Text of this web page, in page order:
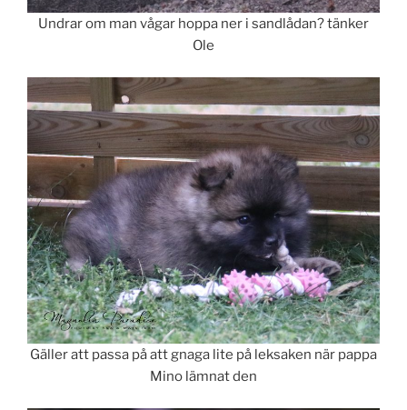
Undrar om man vågar hoppa ner i sandlådan? tänker
Ole
Gäller att passa på att gnaga lite på leksaken när pappa
Mino lämnat den